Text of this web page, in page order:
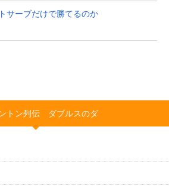
サーブだけで勝てるのか
トン列伝 ダブルスのダ